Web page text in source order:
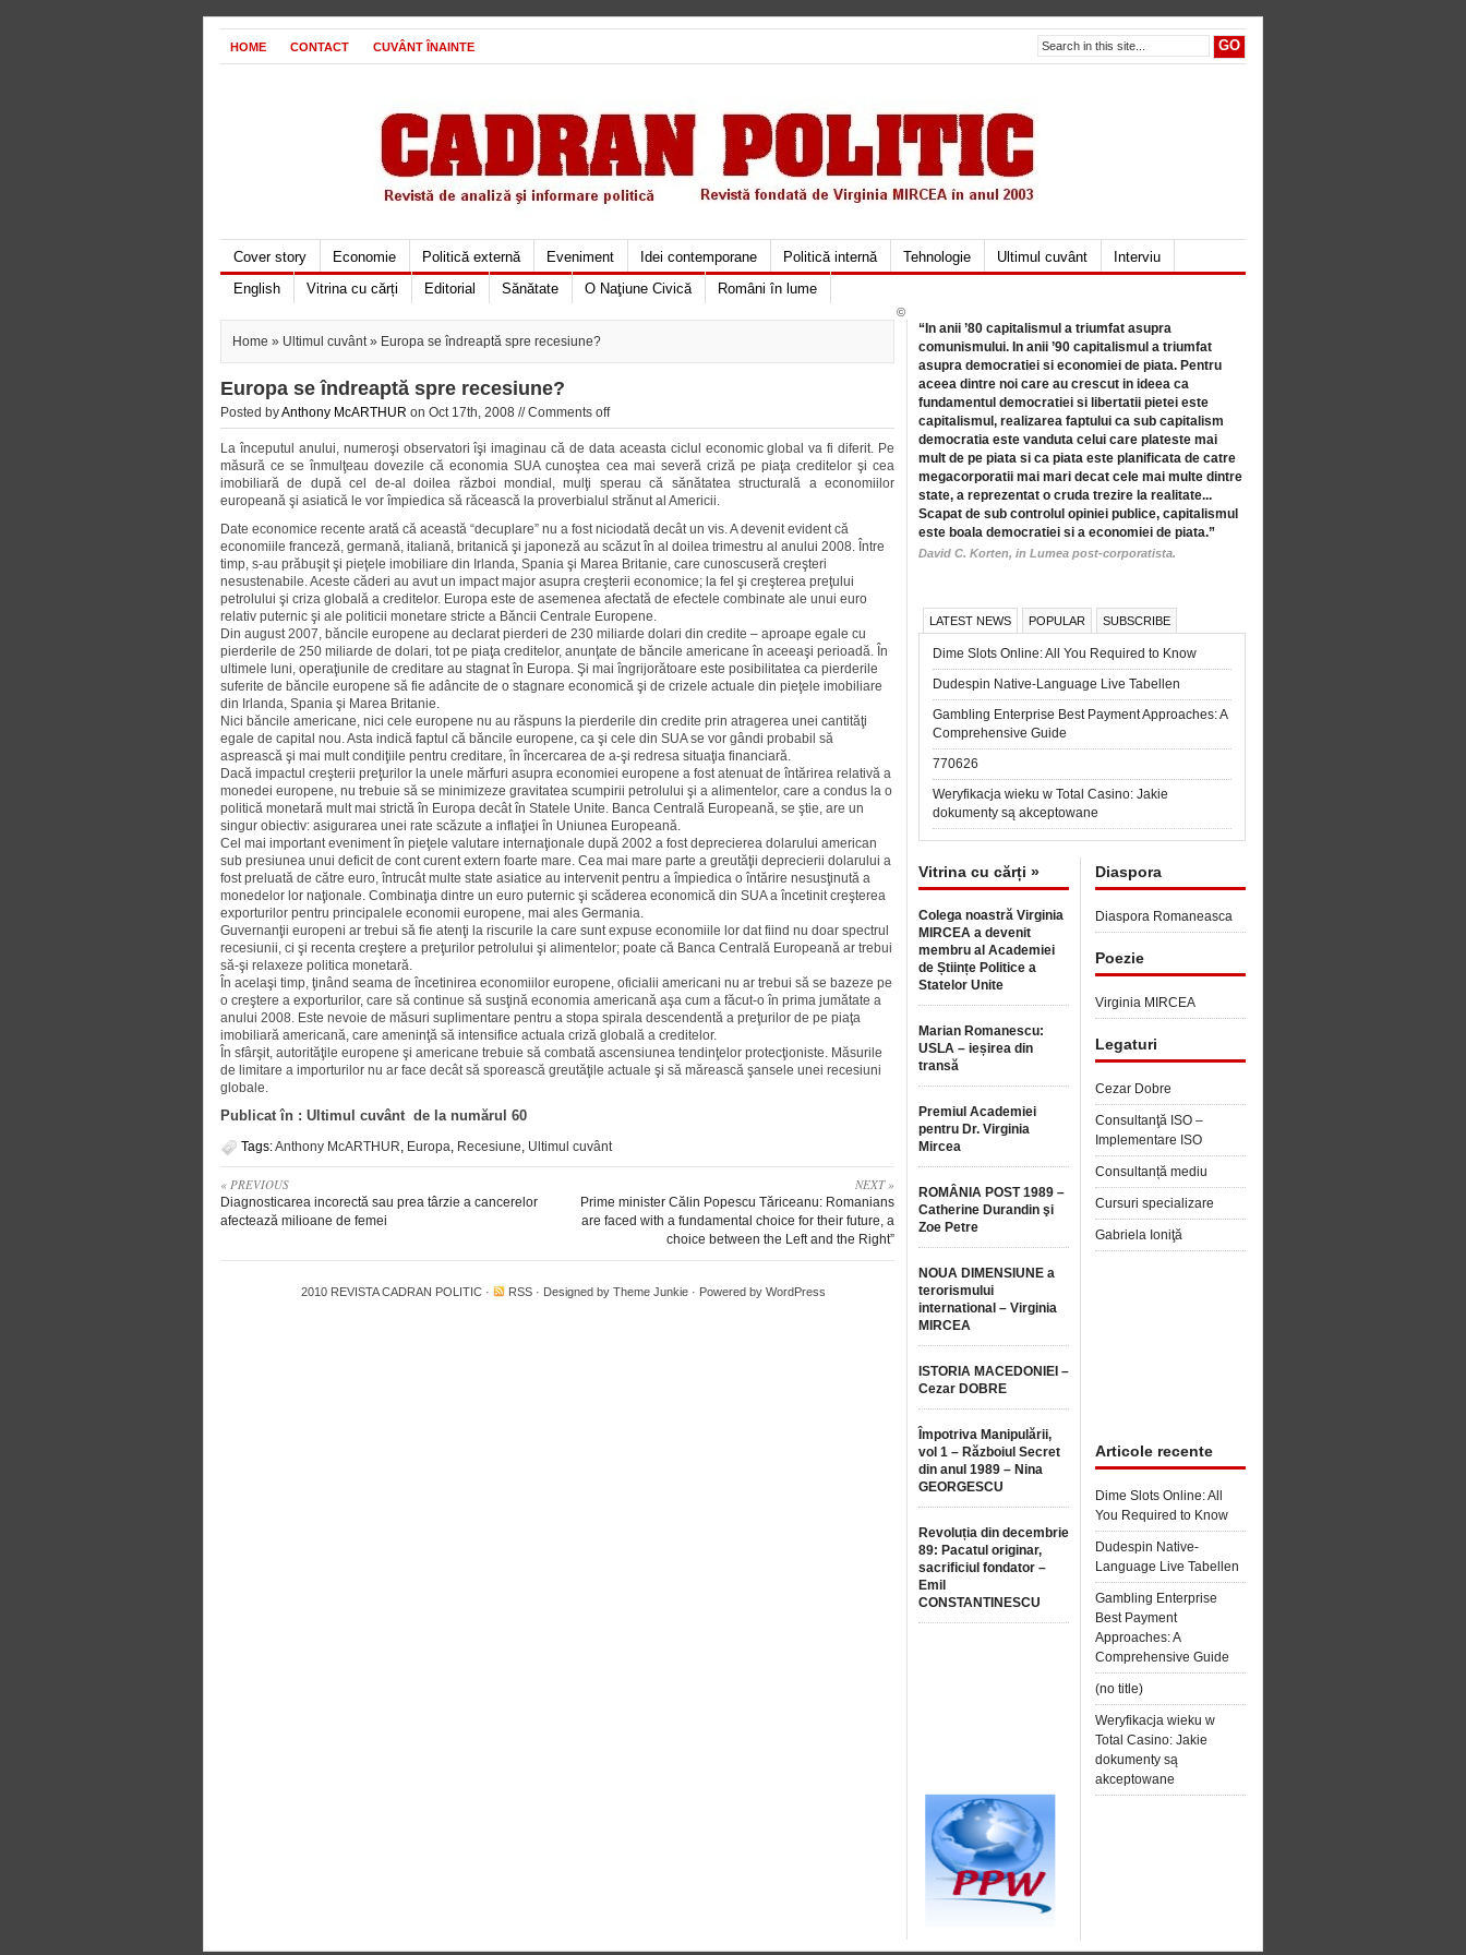
HOME CONTACT CUVÂNT ÎNAINTE
Cover story Economie Politică externă Eveniment Idei contemporane Politică internă Tehnologie Ultimul cuvânt
Interviu
English
Vitrina cu cărți Editorial Sănătate O Naţiune Civică Români în lume
Home » Ultimul cuvânt» Europa se îndreaptă spre recesiune?
Europa se îndreaptă spre recesiune?
Posted byAnthony McARTHUR on Oct 17th, 2008 //Comments off
La începutul anului, numeroşi observatori îşi imaginau că de data aceasta ciclul economic global va fi diferit. Pe
măsură ce se înmulţeau dovezile că economia SUA cunoştea cea mai severă criză pe piaţa creditelor şi cea
imobiliară de după cel de-al doilea război mondial, mulţi sperau că sănătatea structurală a economiilor
europeană şi asiatică le vor împiedica să răcească la proverbialul strănut al Americii.
Date economice recente arată că această “decuplare” nu a fost niciodată decât un vis. A devenit evident că
economiile fran­ce­ză, germană, italiană, britanică şi japoneză au scăzut în al doilea tri­mes­tru al anului 2008. Între
timp, s-au prăbuşit şi pieţele imobiliare din Irlanda, Spania şi Marea Britanie, care cunos­cuseră creşteri
nesustenabile. Aceste căderi au avut un impact major asupra creşterii economice; la fel şi creşterea preţului
petrolului şi criza glo­bală a creditelor. Europa este de asemenea afectată de efectele combi­nate ale unui euro
relativ puternic şi ale politicii monetare stricte a Băncii Centrale Europene.
Din august 2007, băncile europene au declarat pierderi de 230 miliarde dolari din credite – aproape egale cu
pierderile de 250 miliarde de dolari, tot pe piaţa creditelor, anunţate de băncile americane în aceeaşi perioadă. În
ultimele luni, operaţiunile de creditare au stagnat în Europa. Şi mai îngri­jorătoare este posibilitatea ca pierde­rile
suferite de băncile europene să fie adâncite de o stagnare economică şi de crizele actuale din pieţele imobiliare
din Irlanda, Spania şi Marea Britanie.
Nici băncile americane, nici cele europene nu au răspuns la pierderile din credite prin atragerea unei cantităţi
egale de capital nou. Asta indică faptul că băncile europene, ca şi cele din SUA se vor gândi probabil să
asprească şi mai mult condiţiile pentru creditare, în încercarea de a-şi redresa situaţia financiară.
Dacă impactul creşterii preţurilor la unele mărfuri asupra economiei europene a fost atenuat de întărirea relativă a
monedei europene, nu trebuie să se minimizeze gravitatea scumpirii petrolului şi a alimentelor, care a condus la o
politică monetară mult mai strictă în Europa decât în Statele Unite. Banca Centrală Europeană, se ştie, are un
singur obiectiv: asigurarea unei rate scăzute a inflaţiei în Uniunea Europeană.
Cel mai important eveniment în pieţele valutare internaţionale după 2002 a fost deprecierea dolarului american
sub presiunea unui deficit de cont curent extern foarte mare. Cea mai mare parte a greutăţii deprecierii dolarului a
fost preluată de către euro, întrucât multe state asiatice au intervenit pentru a împiedica o întărire nesusţinută a
monedelor lor naţionale. Combinaţia dintre un euro puternic şi scăderea economică din SUA a încetinit creşterea
exporturilor pentru principalele economii europene, mai ales Germania.
Guvernanţii europeni ar trebui să fie atenţi la riscurile la care sunt expuse economiile lor dat fiind nu doar spectrul
recesiunii, ci şi recenta creştere a preţurilor petrolului şi alimentelor; poate că Banca Centrală Europeană ar trebui
să-şi relaxeze politica monetară.
În acelaşi timp, ţinând seama de încetinirea economiilor europene, oficialii americani nu ar trebui să se bazeze pe
o creştere a exporturilor, care să continue să susţină economia americană aşa cum a făcut-o în prima jumătate a
anului 2008. Este nevoie de măsuri suplimentare pentru a stopa spirala descendentă a preţurilor de pe piaţa
imobiliară americană, care ameninţă să intensifice actuala criză globală a creditelor.
În sfârşit, autorităţile europene şi americane trebuie să combată ascensiunea tendinţelor protecţioniste. Măsurile
de limitare a importurilor nu ar face decât să sporească greutăţile actuale şi să mărească şansele unei recesiuni
globale.
Publicat în : Ultimul cuvânt de la numărul 60
Tags:Anthony McARTHUR, Europa, Recesiune, Ultimul cuvânt
« PREVIOUS
Diagnosticarea incorectă sau prea târzie a cancerelor
afectează milioane de femei
NEXT »
Prime minister Călin Popescu Tăriceanu: Romanians
are faced with a fundamental choice for their future, a
choice between the Left and the Right”
“In anii ’80 capitalismul a triumfat asupra
comunismului. In anii ’90 capitalismul a triumfat
asupra democratiei si economiei de piata. Pentru
aceea dintre noi care au crescut in ideea ca
fundamentul democratiei si libertatii pietei este
capitalismul, realizarea faptului ca sub capitalism
democratia este vanduta celui care plateste mai
mult de pe piata si ca piata este planificata de catre
megacorporatii mai mari decat cele mai multe dintre
state, a reprezentat o cruda trezire la realitate...
Scapat de sub controlul opiniei publice, capitalismul
este boala democratiei si a economiei de piata.”
David C. Korten, in Lumea post-corporatista.
LATEST NEWS POPULAR SUBSCRIBE
Dime Slots Online: All You Required to Know
Dudespin Native-Language Live Tabellen
Gambling Enterprise Best Payment Approaches: A
Comprehensive Guide
770626
Weryfikacja wieku w Total Casino: Jakie
dokumenty są akceptowane
Vitrina cu cărți »
Colega noastră Virginia
MIRCEA a devenit
membru al Academiei
de Științe Politice a
Statelor Unite
Marian Romanescu:
USLA – ieșirea din
transă
Premiul Academiei
pentru Dr. Virginia
Mircea
ROMÂNIA POST 1989 –
Catherine Durandin şi
Zoe Petre
NOUA DIMENSIUNE a
terorismului
international – Virginia
MIRCEA
ISTORIA MACEDONIEI –
Cezar DOBRE
Împotriva Manipulării,
vol 1 – Războiul Secret
din anul 1989 – Nina
GEORGESCU
Revoluția din decembrie
89: Pacatul originar,
sacrificiul fondator –
Emil
CONSTANTINESCU
Diaspora
Diaspora Romaneasca
Poezie
Virginia MIRCEA
Legaturi
Cezar Dobre
Consultanţă ISO –
Implementare ISO
Consultanță mediu
Cursuri specializare
Gabriela Ioniţă
Articole recente
Dime Slots Online: All
You Required to Know
Dudespin Native-
Language Live Tabellen
Gambling Enterprise
Best Payment
Approaches: A
Comprehensive Guide
(no title)
Weryfikacja wieku w
Total Casino: Jakie
dokumenty są
akceptowane
©
2010 REVISTA CADRAN POLITIC · RSS · Designed by Theme Junkie · Powered by WordPress